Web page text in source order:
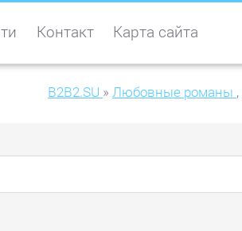
Контакт Карта сайта
B2B2.SU » Любовные романы ,